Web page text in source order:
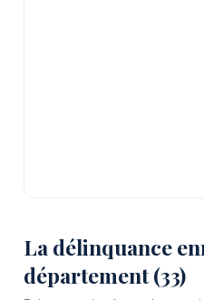
La délinquance
département (33)